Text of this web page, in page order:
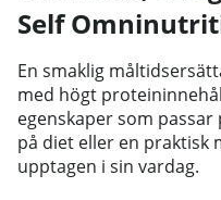
Self
En smaklig
med högt
egenskaper som
på diet eller en praktisk
upptagen i sin vardag.